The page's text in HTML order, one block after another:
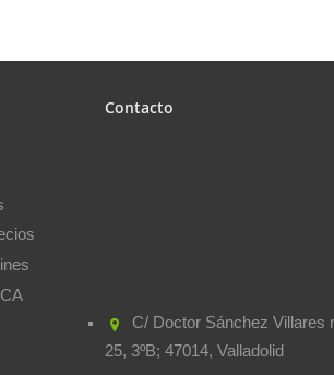
Contacto
C/ Doctor Sánchez Villares
25, 3ºB; 47014, Valladolid